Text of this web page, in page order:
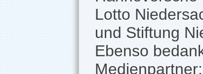
Lotto
und Stiftung
Ebenso